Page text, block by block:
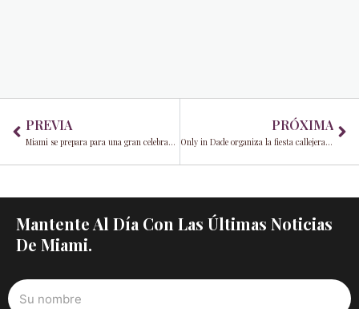
PREVIA
Miami se prepara para una gran celebración del "Día 305"
PRÓXIMA
Only in Dade organiza la fiesta callejera Ultimate 305 Day Block Party en Lincoln’s Beard Brewing Co.
Mantente Al Día Con Las Últimas Noticias
De Miami.